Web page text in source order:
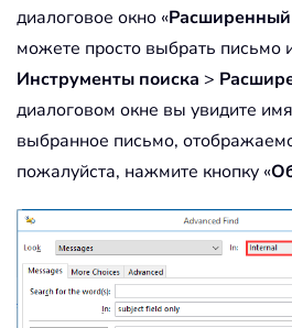
диалоговое окно «
можете просто выбрать письмо
Инструменты поиска >
диалоговом окне вы увидите
выбранное письмо,
пожалуйста, нажмите кнопку «